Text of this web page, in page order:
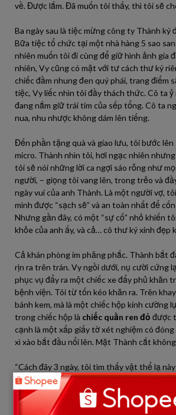
về. Được lắm. Đã muốn tôi thấy, thì tôi sẽ
Ba ngày sau là tiệc mừng công ty Thành ký
Bữa tiệc tổ chức tại một nhà hàng 5 sao
nhiên muốn tôi đi cùng để giữ hình ảnh gia
nhiên, Vy cũng có mặt với tư cách thư ký
chiếc đầm nhung đen quý phái, trang điểm
tiệc, Vy liếc nhìn tôi đầy thách thức. Cô ta ỷ
đang nắm giữ trái tim của sếp tổng. Cô ta
nua, nhu nhược không dám lên tiếng.
Đến phần tặng quà và giao lưu, tôi bước lên
micro. Thành nhìn tôi, hơi ngạc nhiên
tôi sẽ nói những lời ca ngợi sáo rỗng như
người, – giọng tôi vang lên, trong trẻo và
ngày vui của anh Thành. Là một người vợ,
mình được “sạch sẽ” và an toàn nhất để
Nhưng gần đây, có một “sự cố” nhỏ khiến
khỏe của anh ấy, và cả… cô thư ký xinh đẹp
Cả khán phòng im phăng phắc. Thành bắt
rịn ra trên trán. Vy ngồi dưới, nụ cười cứng
phục vụ đẩy ra một chiếc xe đẩy phủ khăn
bệnh viện. Tôi từ tốn kéo khăn ra. Trên
bánh kem, mà là một chiếc hộp kính cường
trong chiếc hộp là chiếc quần ren đỏ được
cạnh là một xấp giấy tờ xét nghiệm có
xì xào bắt đầu nổi lên. Mặt Thành cắt
“Cách đây 3 ngày, tôi tìm thấy vật thể lạ
– tôi đeo đôi găng tay cao su màu trắng
như một bác sĩ pháp y chuẩn bị mổ tử thi. –
tình để lại như một món quà. Tôi là người